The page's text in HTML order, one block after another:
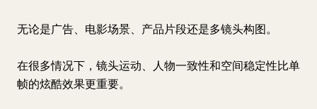
无论是广告、电影场景、产品片段还是多镜头构图。
在很多情况下，镜头运动、人物一致性和空间稳定性比单
帧的炫酷效果更重要。